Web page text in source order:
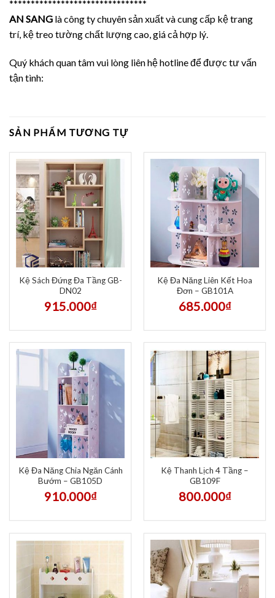
********************************
AN SANG là công ty chuyên sản xuất và cung cấp kệ trang
trí, kệ treo tường chất lượng cao, giá cả hợp lý.
Quý khách quan tâm vui lòng liên hệ hotline để được tư vấn
tận tình:
SẢN PHẨM TƯƠNG TỰ
Kệ Sách Đứng Đa Tầng GB-
DN02
915.000₫
Kệ Đa Năng Liên Kết Hoa
Đơn – GB101A
685.000₫
Kệ Đa Năng Chia Ngăn Cánh
Bướm – GB105D
910.000₫
Kệ Thanh Lịch 4 Tầng –
GB109F
800.000₫